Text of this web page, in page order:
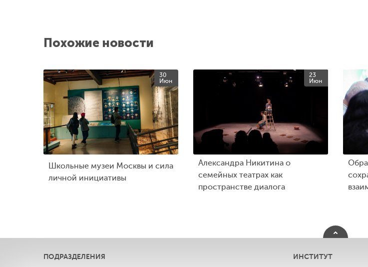
Похожие новости
30
Июн
Школьные музеи Москвы и сила
личной инициативы
23
Июн
Александра Никитина о
семейных театрах как
пространстве диалога
ПОДРАЗДЕЛЕНИЯ ИНСТИТУТ